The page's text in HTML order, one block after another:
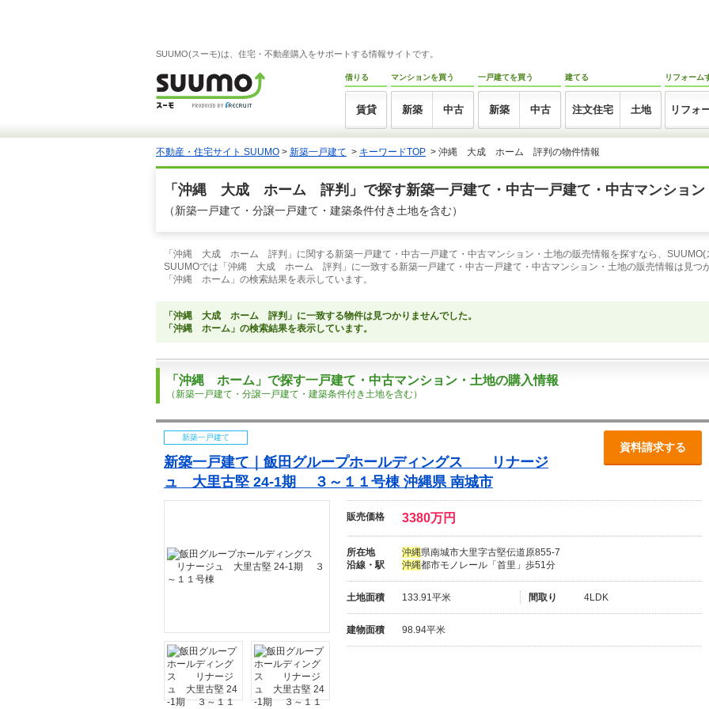
SUUMO(スーモ)は、住宅・不動産購入をサポートする情報サイトです。
借りる
賃貸
マンションを買う
新築 中古
一戸建てを買う
新築 中古
建てる
注文住宅 土地
リフォーム
リフォ
不動産・住宅サイト SUUMO > 新築一戸建て > キーワードTOP > 沖縄 大成 ホーム 評判の物件情報
「沖縄 大成 ホーム 評判」で探す新築一戸建て・中古一戸建て・中古マンション
（新築一戸建て・分譲一戸建て・建築条件付き土地を含む）
「沖縄 大成 ホーム 評判」に関する新築一戸建て・中古一戸建て・中古マンション・土地の販売情報を探すなら、SUUMO(
SUUMOでは「沖縄 大成 ホーム 評判」に一致する新築一戸建て・中古一戸建て・中古マンション・土地の販売情報は見つ
「沖縄 ホーム」の検索結果を表示しています。
「沖縄 大成 ホーム 評判」に一致する物件は見つかりませんでした。
「沖縄 ホーム」の検索結果を表示しています。
「沖縄 ホーム」で探す一戸建て・中古マンション・土地の購入情報
（新築一戸建て・分譲一戸建て・建築条件付き土地を含む）
資料請求する
新築一戸建て
新築一戸建て｜飯田グループホールディングス リナージ
ュ 大里古堅 24-1期 ３～１１号棟 沖縄県 南城市
販売価格 3380万円
所在地 沖縄県南城市大里字古堅伝道原855-7
沿線・駅
沖縄都市モノレール「首里」歩51分
土地面積 133.91平米 間取り 4LDK
建物面積 98.94平米